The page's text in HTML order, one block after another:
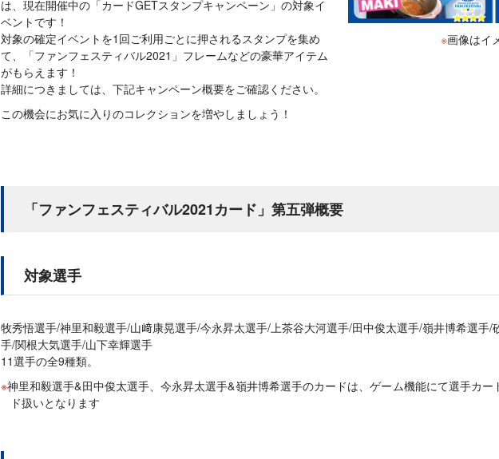
※画像はイ
は、現在開催中の「カードGETスタンプキャンペーン」の対象イ
ベントです！
対象の確定イベントを1回ご利用ごとに押されるスタンプを集め
て、「ファンフェスティバル2021」フレームなどの豪華アイテム
がもらえます！
詳細につきましては、下記キャンペーン概要をご確認ください。
この機会にお気に入りのコレクションを増やしましょう！
「ファンフェスティバル2021カード」第五弾概要
対象選手
牧秀悟選手/神里和毅選手/山﨑康晃選手/今永昇太選手/上茶谷大河選手/田中俊太選手/嶺井博希選手/
手/関根大気選手/山下幸輝選手
11選手の全9種類。
神里和毅選手&田中俊太選手、今永昇太選手&嶺井博希選手のカードは、ゲーム機能にて選手カ
ド扱いとなります